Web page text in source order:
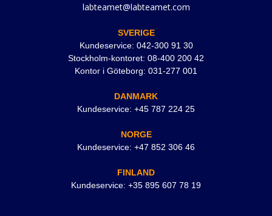
labteamet@labteamet.com
SVERIGE
Kundeservice: 042-300 91 30
Stockholm-kontoret: 08-400 200 42
Kontor i Göteborg: 031-277 001
DANMARK
Kundeservice: +45 787 224 25
NORGE
Kundeservice: +47 852 306 46
FINLAND
Kundeservice: +35 895 607 78 19